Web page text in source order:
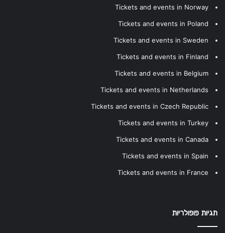
Tickets and events in Norway
Tickets and events in Poland
Tickets and events in Sweden
Tickets and events in Finland
Tickets and events in Belgium
Tickets and events in Netherlands
Tickets and events in Czech Republic
Tickets and events in Turkey
Tickets and events in Canada
Tickets and events in Spain
Tickets and events in France
תגיות פופולריות